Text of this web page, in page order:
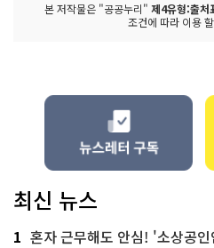
본 저작물은 "공공누리" 제4유형:출처
조건에 따라 이용
최신 뉴스
1 혼자 근무해도 안심! '소상공